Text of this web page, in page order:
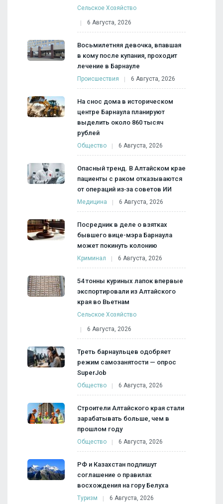
Сельское Хозяйство
6 Августа, 2026
Восьмилетняя девочка, впавшая
в кому после купания, проходит
лечение в Барнауле
Происшествия 6 Августа, 2026
На снос дома в историческом
центре Барнаула планируют
выделить около 860 тысяч
рублей
Общество 6 Августа, 2026
Опасный тренд. В Алтайском крае
пациенты с раком отказываются
от операций из‑за советов ИИ
Медицина 6 Августа, 2026
Посредник в деле о взятках
бывшего вице-мэра Барнаула
может покинуть колонию
Криминал 6 Августа, 2026
54 тонны куриных лапок впервые
экспортировали из Алтайского
края во Вьетнам
Сельское Хозяйство
6 Августа, 2026
Треть барнаульцев одобряет
режим самозанятости — опрос
SuperJob
Общество 6 Августа, 2026
Строители Алтайского края стали
зарабатывать больше, чем в
прошлом году
Общество 6 Августа, 2026
РФ и Казахстан подпишут
соглашение о правилах
восхождения на гору Белуха
Туризм 6 Августа, 2026